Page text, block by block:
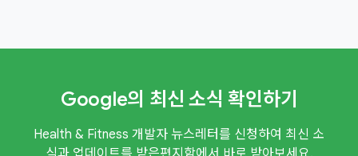
Google의 최신 소식 확인하기
Health & Fitness 개발자 뉴스레터를 신청하여 최신 소